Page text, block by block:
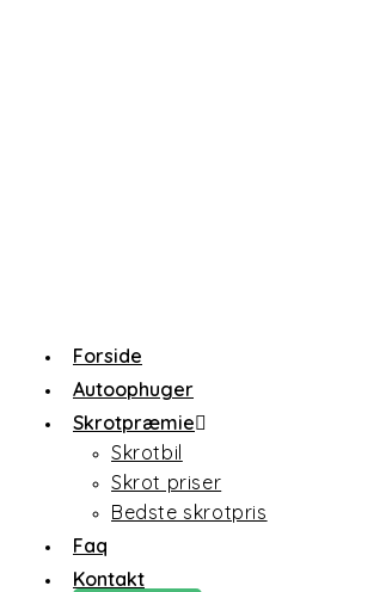
Forside
Autoophuger
Skrotpræmie
Skrotbil
Skrot priser
Bedste skrotpris
Faq
Kontakt